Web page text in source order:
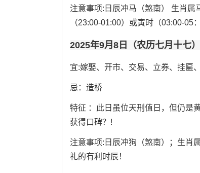
注意事项:日辰冲马（煞南） 生肖
（23:00-01:00）或寅时（03:00-05
2025年9月8日（农历七月十七）
宜:嫁娶、开市、交易、立券、挂匾
忌：造桥
特征 ：此日虽位天刑值日，但仍是
获得口碑？!
注意事项:日辰冲狗（煞南）；生肖
礼的有利时辰！